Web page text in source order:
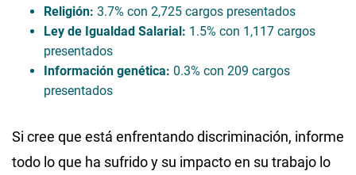
Religión: 3.7% con 2,725 cargos presentados
Ley de Igualdad Salarial: 1.5% con 1,117 cargos
presentados
Información genética: 0.3% con 209 cargos
presentados
Si cree que está enfrentando discriminación, informe
todo lo que ha sufrido y su impacto en su trabajo lo